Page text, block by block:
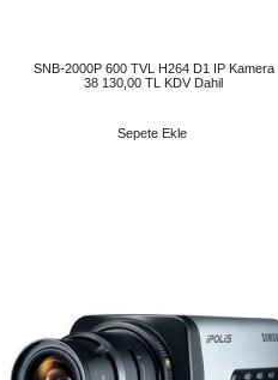
SNB-2000P 600 TVL H264 D1 IP Kamera
38 130,00 TL KDV Dahil
Sepete Ekle